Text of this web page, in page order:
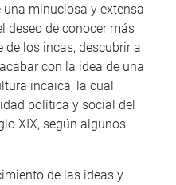
minuciosa y extensa
deseo de conocer más
los incas, descubrir a
con la idea de una
incaica, la cual
política y social del
XIX, según algunos
de las ideas y